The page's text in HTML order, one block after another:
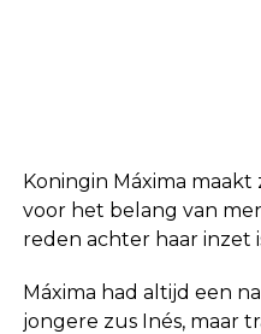
Koningin Máxima
voor het belang van
reden achter haar inzet
Máxima had altijd een
jongere zus Inés, maar